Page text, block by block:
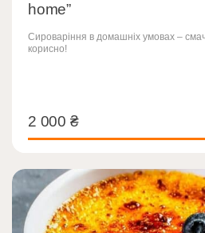
home”
Сироваріння в домашніх умовах –
корисно!
2 000 ₴